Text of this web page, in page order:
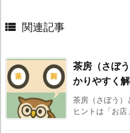
 関連記事
茶房（さぼ
かりやすく
茶房（さぼう）
ヒントは「お店」